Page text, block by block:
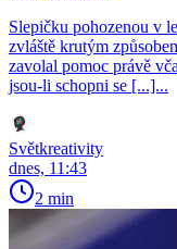
Slepičku pohozenou v
zvláště krutým
zavolal pomoc právě
jsou-li schopni se [...]...
Světkreativity
dnes, 11:43
2 min